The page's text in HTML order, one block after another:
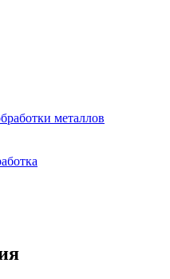
металлов